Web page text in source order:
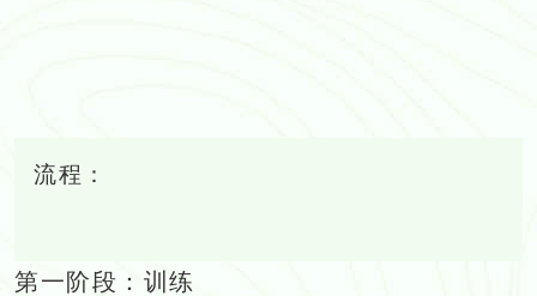
流程：
第一阶段：训练